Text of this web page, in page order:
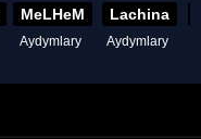
MeLHeM
Aydymlary
Lachina
Aydymlary